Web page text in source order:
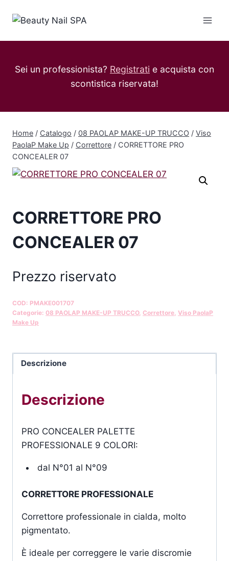
Sei un professionista? Registrati e acquista con
scontistica riservata!
Home / Catalogo / 08 PAOLAP MAKE-UP TRUCCO / Viso
PaolaP Make Up / Correttore / CORRETTORE PRO
CONCEALER 07
CORRETTORE PRO
CONCEALER 07
Prezzo riservato
COD: PMAKE001707
Categorie: 08 PAOLAP MAKE-UP TRUCCO, Correttore Viso PaolaP
Make Up
Descrizione
Descrizione
PRO CONCEALER PALETTE
PROFESSIONALE 9 COLORI:
dal N°01 al N°09
CORRETTORE PROFESSIONALE
Correttore professionale in cialda, molto
pigmentato.
È ideale per correggere le varie discromie